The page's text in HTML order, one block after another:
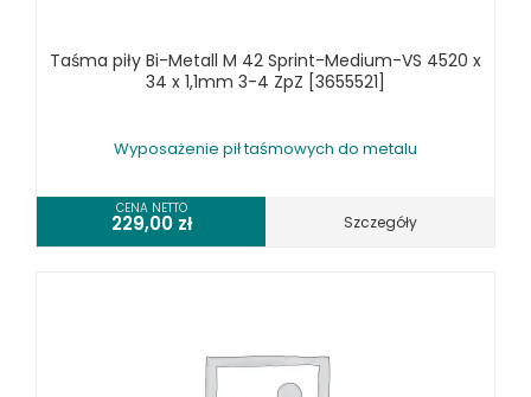
WIERTARKI KOLUMNOWE, SŁUPOWE, STOŁOWE
WIERTARKI MAGNETYCZNE
WYKRAWARKI DO BLACHY, PNEUMATYCZNE
ZAGINARKI DO BLACHY, MECHANICZNE
ŻŁOBIARKI DO BLACHY
WYPOSAŻENIE GIĘTAREK
Taśma piły Bi-Metall M 42 Sprint-Medium-VS 4520 x
34 x 1,1mm 3-4 ZpZ [3655521]
Wyposażenie pił taśmowych do metalu
CENA NETTO
229,00 zł Szczegóły